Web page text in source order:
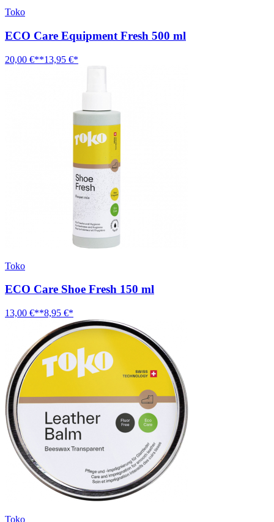
Toko
ECO Care Equipment Fresh 500 ml
20,00 €**13,95 €*
Toko
ECO Care Shoe Fresh 150 ml
13,00 €**8,95 €*
Toko